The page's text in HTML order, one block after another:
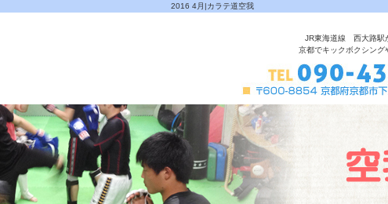
2016 4月|カラテ道空我
JR東海道線 西大路駅
京都でキックボクシン